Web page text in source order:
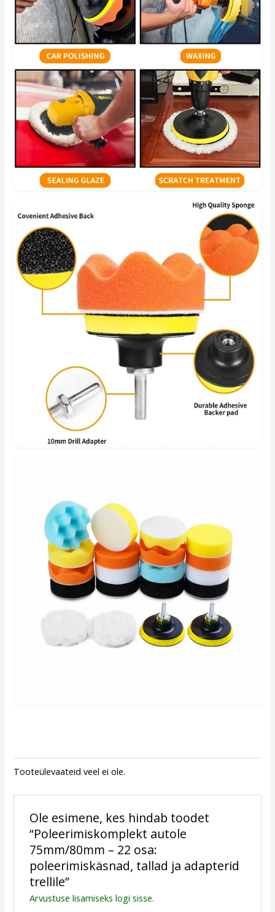
Tooteülevaateid veel ei ole.
Ole esimene, kes hindab toodet
“Poleerimiskomplekt autole
75mm/80mm – 22 osa:
poleerimiskäsnad, tallad ja adapterid
trellile”
Arvustuse lisamiseks logi sisse.